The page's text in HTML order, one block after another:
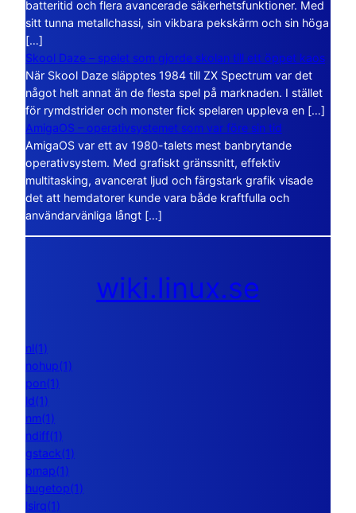
batteritid och flera avancerade säkerhetsfunktioner. Med
sitt tunna metallchassi, sin vikbara pekskärm och sin höga
[…]
Skool Daze – spelet som gjorde skolan till ett öppet kaos
När Skool Daze släpptes 1984 till ZX Spectrum var det
något helt annat än de flesta spel på marknaden. I stället
för rymdstrider och monster fick spelaren uppleva en […]
AmigaOS – operativsystemet som var före sin tid
AmigaOS var ett av 1980-talets mest banbrytande
operativsystem. Med grafiskt gränssnitt, effektiv
multitasking, avancerat ljud och färgstark grafik visade
det att hemdatorer kunde vara både kraftfulla och
användarvänliga långt […]
wiki.linux.se
nl(1)
nohup(1)
pon(1)
ld(1)
nm(1)
ndiff(1)
gstack(1)
pmap(1)
hugetop(1)
lsirq(1)